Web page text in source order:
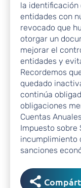
la identificación
entidades con
revocado que
otorgar un
mejorar el
entidades y
Recordemos
quedado
continúa
obligaciones
Cuentas
Impuesto sobre
incumplimiento
sanciones